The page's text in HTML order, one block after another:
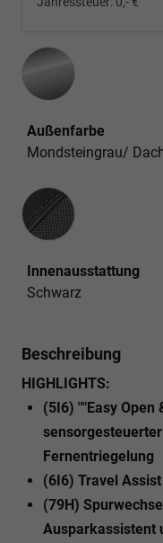
Außenfarbe
Mondsteingrau/
Innenausstattung
Innenausstattung
Schwarz
Beschreibung
HIGHLIGHTS:
(5I6) ""Easy Open
Fernentriegelung
(6I6) Travel
(79H)
Ausparkassistent